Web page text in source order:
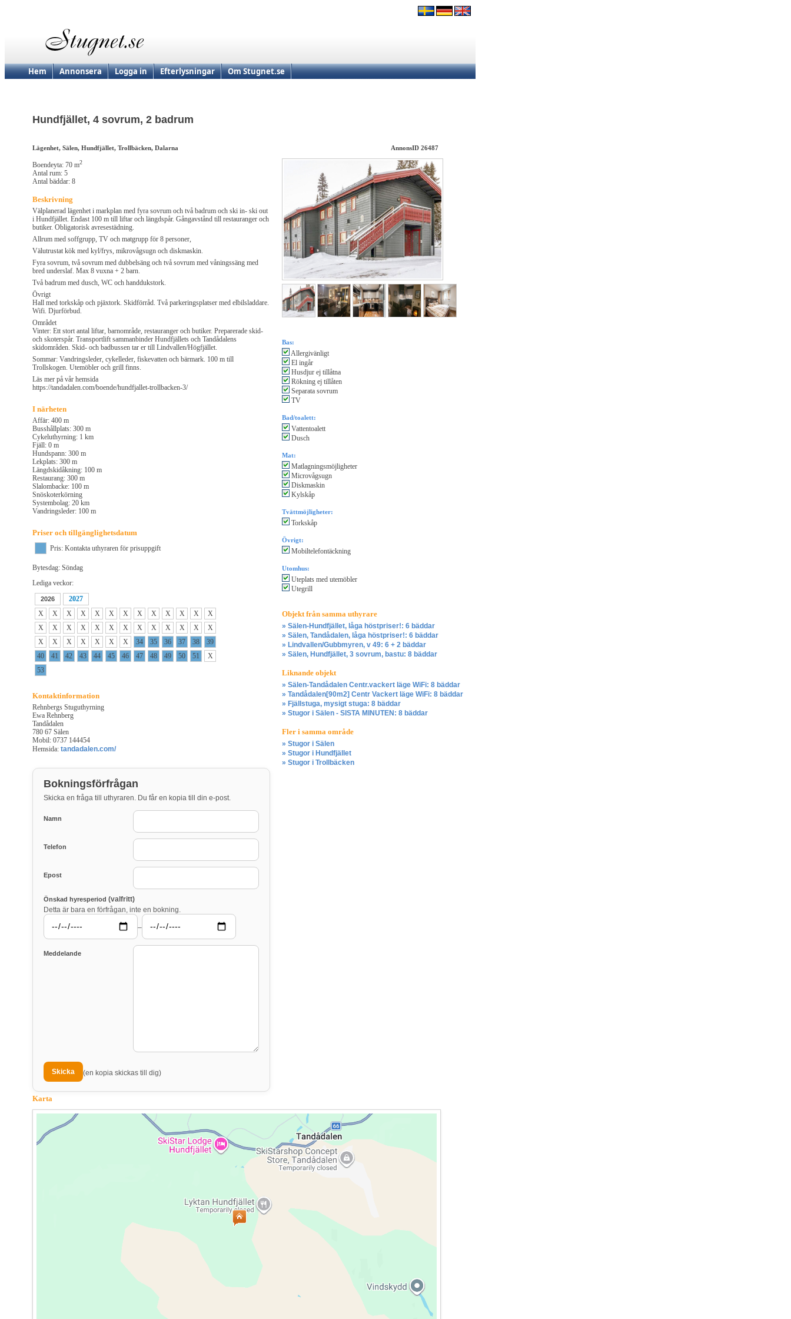
Hem Annonsera Logga in Efterlysningar Om Stugnet.se
Hundfjället, 4 sovrum, 2 badrum
Lägenhet, Sälen, Hundfjället, Trollbäcken, Dalarna AnnonsID 26487
Boendeyta: 70 m2
Antal rum: 5
Antal bäddar: 8
Beskrivning
Välplanerad lägenhet i markplan med fyra sovrum och två badrum och ski in- ski out
i Hundfjället. Endast 100 m till liftar och längdspår. Gångavstånd till restauranger och
butiker. Obligatorisk avresestädning.
Allrum med soffgrupp, TV och matgrupp för 8 personer,
Välutrustat kök med kyl/frys, mikrovågsugn och diskmaskin.
Fyra sovrum, två sovrum med dubbelsäng och två sovrum med våningssäng med
bred underslaf. Max 8 vuxna + 2 barn.
Två badrum med dusch, WC och handdukstork.
Övrigt
Hall med torkskåp och pjäxtork. Skidförråd. Två parkeringsplatser med elbilsladdare.
Wifi. Djurförbud.
Området
Vinter: Ett stort antal liftar, barnområde, restauranger och butiker. Preparerade skid-
och skoterspår. Transportlift sammanbinder Hundfjällets och Tandådalens
skidområden. Skid- och badbussen tar er till Lindvallen/Högfjället.
Sommar: Vandringsleder, cykelleder, fiskevatten och bärmark. 100 m till
Trollskogen. Utemöbler och grill finns.
Läs mer på vår hemsida
https://tandadalen.com/boende/hundfjallet-trollbacken-3/
I närheten
Affär: 400 m
Busshållplats: 300 m
Cykeluthyrning: 1 km
Fjäll: 0 m
Hundspann: 300 m
Lekplats: 300 m
Längdskidåkning: 100 m
Restaurang: 300 m
Slalombacke: 100 m
Snöskoterkörning
Systembolag: 20 km
Vandringsleder: 100 m
Priser och tillgänglighetsdatum
Pris: Kontakta uthyraren för prisuppgift
Bytesdag: Söndag
Lediga veckor:
2026
2027
X
X X X X X X X X X X X
X
X
X X X X X X X X X X X
X
X
X X X X X X 34 35 36 37 38
39
40
41 42 43 44 45 46 47 48 49 50 51
X
53
Kontaktinformation
Rehnbergs Stuguthyrning
Ewa Rehnberg
Tandådalen
780 67 Sälen
Mobil: 0737 144454
Hemsida: tandadalen.com/
Bokningsförfrågan
Skicka en fråga till uthyraren. Du får en kopia till din e-post.
Namn
Telefon
Epost
Önskad hyresperiod (valfritt)
Detta är bara en förfrågan, inte en bokning.
–
Meddelande
(en kopia skickas till dig)
Bas:
Allergivänligt
El ingår
Husdjur ej tillåtna
Rökning ej tillåten
Separata sovrum
TV
Bad/toalett:
Vattentoalett
Dusch
Mat:
Matlagningsmöjligheter
Microvågsugn
Diskmaskin
Kylskåp
Tvättmöjligheter:
Torkskåp
Övrigt:
Mobiltelefontäckning
Utomhus:
Uteplats med utemöbler
Utegrill
Objekt från samma uthyrare
» Sälen-Hundfjället, låga höstpriser!: 6 bäddar
» Sälen, Tandådalen, låga höstpriser!: 6 bäddar
» Lindvallen/Gubbmyren, v 49: 6 + 2 bäddar
» Sälen, Hundfjället, 3 sovrum, bastu: 8 bäddar
Liknande objekt
» Sälen-Tandådalen Centr.vackert läge WiFi: 8 bäddar
» Tandådalen[90m2] Centr Vackert läge WiFi: 8 bäddar
» Fjällstuga, mysigt stuga: 8 bäddar
» Stugor i Sälen - SISTA MINUTEN: 8 bäddar
Fler i samma område
» Stugor i Sälen
» Stugor i Hundfjället
» Stugor i Trollbäcken
Karta